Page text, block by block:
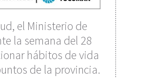
el Ministerio de
la semana del 28
hábitos de vida
de la provincia.